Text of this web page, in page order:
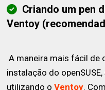
Criando um pen
Ventoy
A maneira mais fácil de
instalação do openSUSE,
utilizando oVentoy.